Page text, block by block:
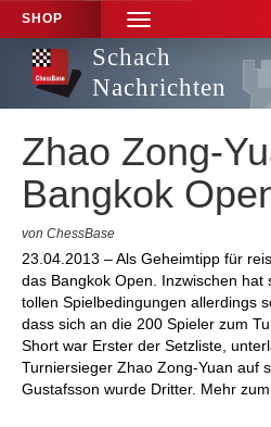
SHOP
TOGGLE
NAVIGATION
Schach
Nachrichten
Zhao Zong-
Bangkok
von ChessBase
23.04.2013 – Als Geheimtipp für
das Bangkok Open. Inzwischen hat
tollen Spielbedingungen allerdings
dass sich an die 200 Spieler zum
Short war Erster der Setzliste,
Turniersieger Zhao Zong-Yuan auf
Gustafsson wurde Dritter. Mehr zum